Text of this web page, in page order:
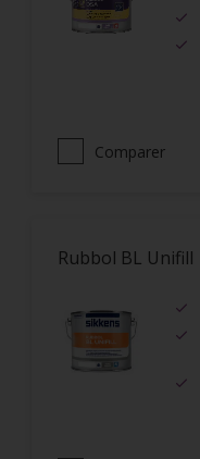
Comparer
Rubbol BL Unifill